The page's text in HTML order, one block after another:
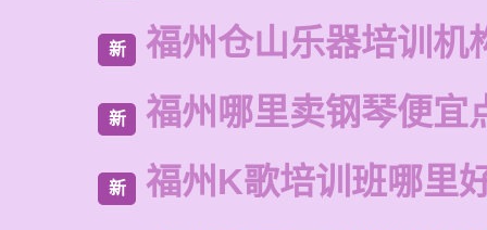
新 福州仓山乐器培训机
新 福州哪里卖钢琴便宜
新 福州K歌培训班哪里